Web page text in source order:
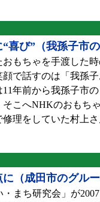
喜び”（我孫子市
もちゃを手渡した
顔で話すのは「我孫
11年前から我孫子市
こへNHKのおもち
修理をしていた村上
（成田市のグル
まち研究会」が